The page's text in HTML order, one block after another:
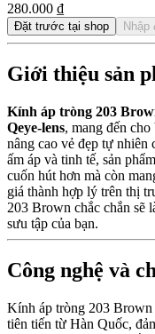
280.000 ₫
Đặt trước tại shop
Giới thiệu sản
Kính áp tròng 203
Qeye-lens, mang đến
nâng cao vẻ đẹp tự
ấm áp và tinh tế, sản
cuốn hút hơn mà còn
giá thành hợp lý trên thị
203 Brown chắc chắn sẽ
sưu tập của bạn.
Công nghệ và
Kính áp tròng 203 Brown
tiên tiến từ Hàn Quốc,